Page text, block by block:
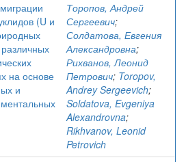
(U и
на основе
и
Торопов, Андрей
Сергеевич;
Солдатова, Евгения
Александровна;
Рихванов, Леонид
Петрович; Toropov,
Andrey Sergeevich;
Soldatova, Evgeniya
Alexandrovna;
Rikhvanov, Leonid
Petrovich